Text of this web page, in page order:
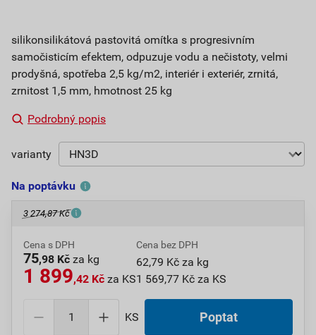
silikonsilikátová pastovitá omítka s progresivním
samočisticím efektem, odpuzuje vodu a nečistoty, velmi
prodyšná, spotřeba 2,5 kg/m2, interiér i exteriér, zrnitá,
zrnitost 1,5 mm, hmotnost 25 kg
Podrobný popis
varianty
Na poptávku
3 274,87 Kč
Cena s DPH
75,98 Kč za kg
1 899,42 Kč za KS
Cena bez DPH
62,79 Kč za kg
1 569,77 Kč za KS
KS Poptat